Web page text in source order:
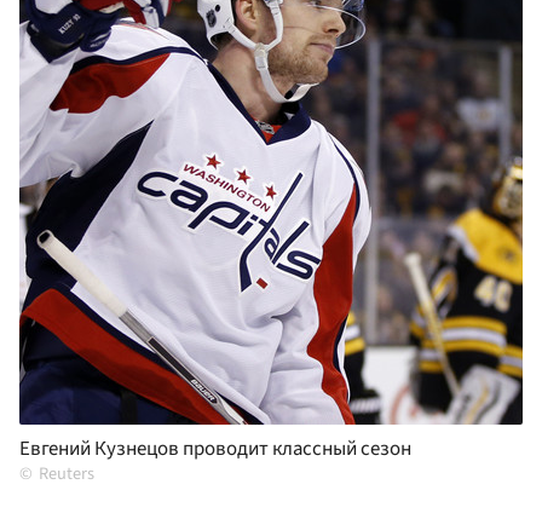
Евгений Кузнецов проводит классный сезон
Reuters